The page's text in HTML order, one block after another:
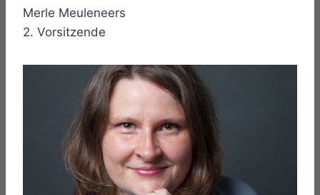
Merle Meuleneers
2. Vorsitzende